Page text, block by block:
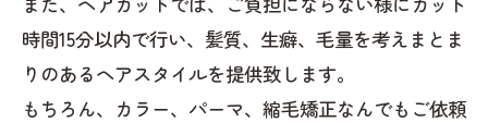
時間15分以内で行い、髪質、生癖、毛量を考えまとま
りのあるヘアスタイルを提供致します。
もちろん、カラー、パーマ、縮毛矯正なんでもご依頼